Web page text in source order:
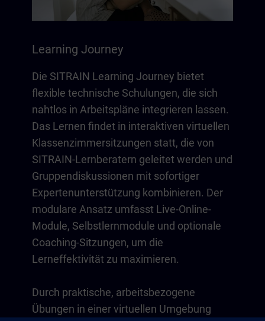
Learning Journey
Die SITRAIN Learning Journey bietet
flexible technische Schulungen, die sich
nahtlos in Arbeitspläne integrieren lassen.
Das Lernen findet in interaktiven virtuellen
Klassenzimmersitzungen statt, die von
SITRAIN-Lernberatern geleitet werden und
Gruppendiskussionen mit sofortiger
Expertenunterstützung kombinieren. Der
modulare Ansatz umfasst Live-Online-
Module, Selbstlernmodule und optionale
Coaching-Sitzungen, um die
Lerneffektivität zu maximieren.
Durch praktische, arbeitsbezogene
Übungen in einer virtuellen Umgebung